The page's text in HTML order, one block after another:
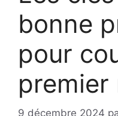
bonne
pour
premier
9 décembre 2024